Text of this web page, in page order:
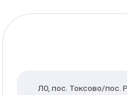
ЛО, пос. Токсово/пос.